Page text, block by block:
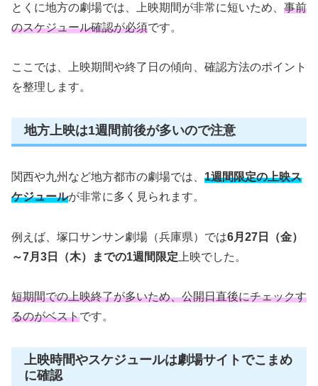
とくに地方の劇場では、上映期間が非常に短いため、 事前
のスケジュール確認が必須です。
ここでは、上映期間や終了日の傾向、確認方法のポイント
を整理します。
地方上映は1週間前後が多いので注意
関西や九州など地方都市の劇場では、 1週間限定の上映ス
ケジュールが非常に多く見られます。
例えば、塚口サンサン劇場（兵庫県）では6月27日（金）
～7月3日（木）までの1週間限定 上映でした。
短期間での上映終了が多いため、公開日直後にチェックす
るのがベストです。
上映時間やスケジュールは劇場サイトでこまめ
に確認